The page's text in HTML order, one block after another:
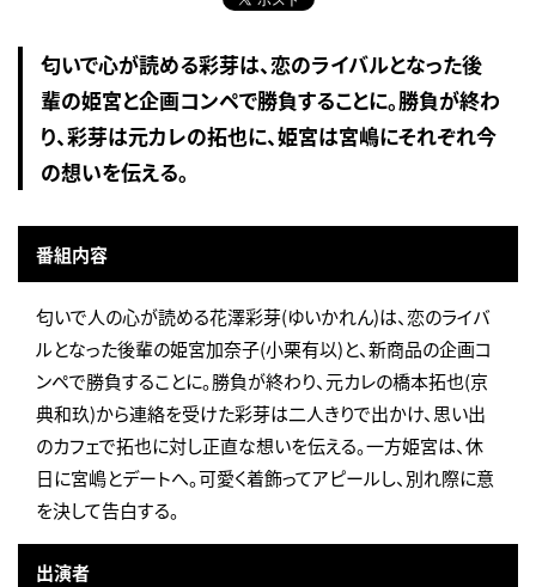
匂いで心が読める彩芽は、恋のライバルとなった後
輩の姫宮と企画コンペで勝負することに。勝負が終わ
り、彩芽は元カレの拓也に、姫宮は宮嶋にそれぞれ今
の想いを伝える。
番組内容
匂いで人の心が読める花澤彩芽(ゆいかれん)は、恋のライバ
ルとなった後輩の姫宮加奈子(小栗有以)と、新商品の企画コ
ンペで勝負することに。勝負が終わり、元カレの橋本拓也(京
典和玖)から連絡を受けた彩芽は二人きりで出かけ、思い出
のカフェで拓也に対し正直な想いを伝える。一方姫宮は、休
日に宮嶋とデートへ。可愛く着飾ってアピールし、別れ際に意
を決して告白する。
出演者